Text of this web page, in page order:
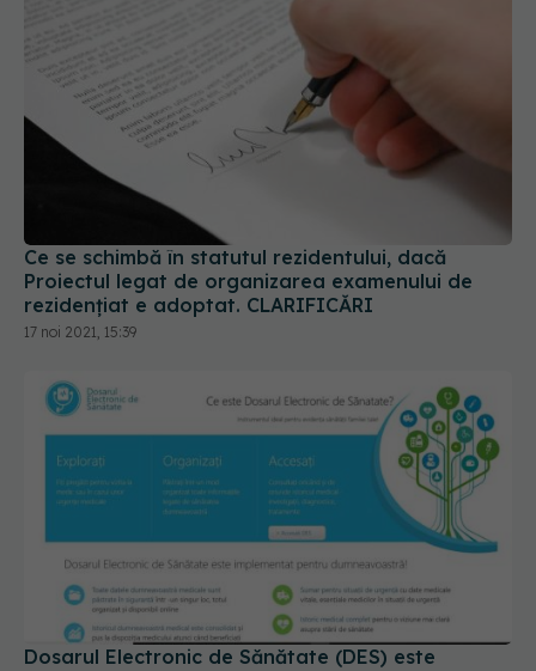
Ce se schimbă în statutul rezidentului, dacă
Proiectul legat de organizarea examenului de
rezidențiat e adoptat. CLARIFICĂRI
17 noi 2021, 15:39
Dosarul Electronic de Sănătate (DES) este
funcțional! Cum îți vezi datele personale și cum le
modifici
03 ian 2022, 23:06